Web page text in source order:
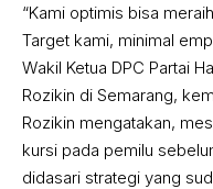
“Kami optimis bisa
Target kami, minimal
Wakil Ketua DPC Partai
Rozikin di Semarang,
Rozikin mengatakan,
kursi pada pemilu
didasari strategi yang